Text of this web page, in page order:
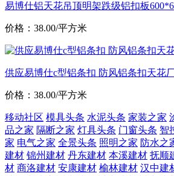
易博仕铝天花吊顶明架跌级铝扣板
价格：38.00/平方米
供应易博仕c型铝条扣 防风铝条扣天花
价格：38.00/平方米
移动社区 模具头条 水泥头条 家装之家
品之家 隔断之家 灯具头条 门窗头条 智
家 电气之家 全景头条 照明之家 防水之
建材 锦州建材 丹东建材 本溪建材 抚顺
材 商洛建材 安康建材 榆林建材 汉中建